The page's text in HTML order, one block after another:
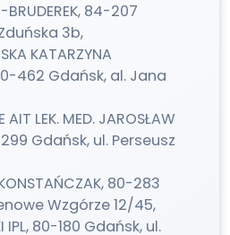
BRUDEREK, 84-207
3b,
KATARZYNA
462 Gdańsk, al. Jana
AIT LEK. MED. JAROSŁAW
Gdańsk, ul. Perseusz
KONSTAŃCZAK, 80-283
Wzgórze 12/45,
IPL, 80-180 Gdańsk, ul.